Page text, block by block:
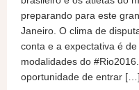
preparando para este
Janeiro. O clima de
conta e a expectativa é
modalidades do
oportunidade de entrar […]